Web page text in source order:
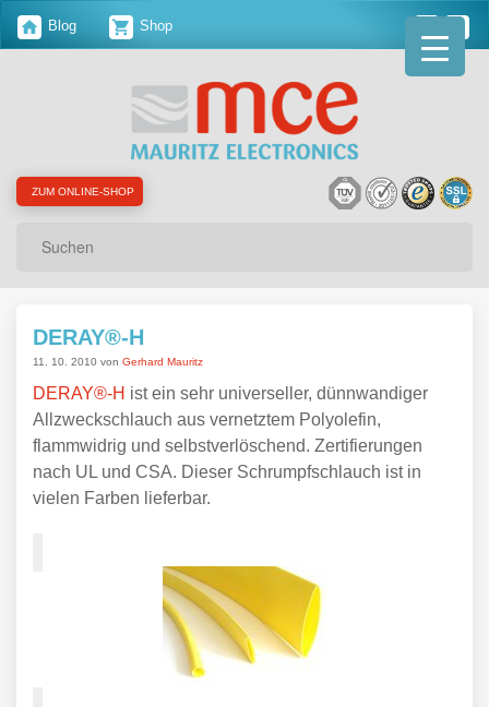
Blog Shop
ZUM ONLINE-SHOP
DERAY®-H
11. 10. 2010 von Gerhard Mauritz
DERAY®-H ist ein sehr universeller, dünnwandiger
Allzweckschlauch aus vernetztem Polyolefin,
flammwidrig und selbstverlöschend. Zertifierungen
nach UL und CSA. Dieser Schrumpfschlauch ist in
vielen Farben lieferbar.